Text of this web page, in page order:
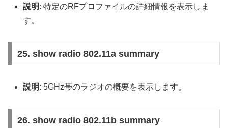
説明: 特定のRFプロファイルの詳細情報を表示しま
す。
25. show radio 802.11a summary
説明: 5GHz帯のラジオの概要を表示します。
26. show radio 802.11b summary